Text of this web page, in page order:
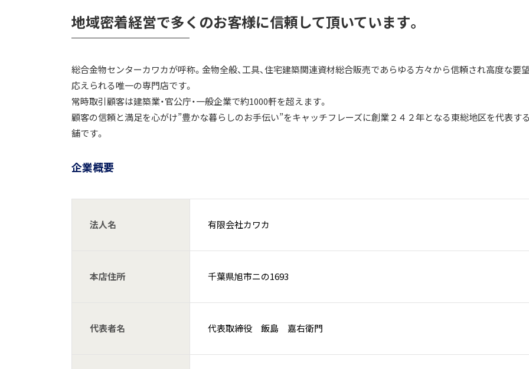
地域密着経営で多くのお客様に信頼して頂いています。
総合金物センターカワカが呼称。金物全般、工具、住宅建築関連資材総合販売であらゆる方々から信頼され高度な要
応えられる唯一の専門店です。
常時取引顧客は建築業・官公庁・一般企業で約1000軒を超えます。
顧客の信頼と満足を心がけ”豊かな暮らしのお手伝い”をキャッチフレーズに創業２４２年となる東総地区を代表す
舗です。
企業概要
法人名 有限会社カワカ
本店住所 千葉県旭市ニの1693
代表者名 代表取締役 飯島 嘉右衛門